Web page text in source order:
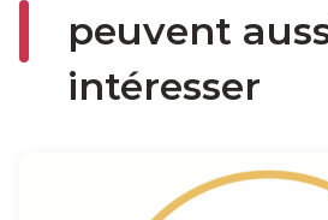
peuvent
intéresser